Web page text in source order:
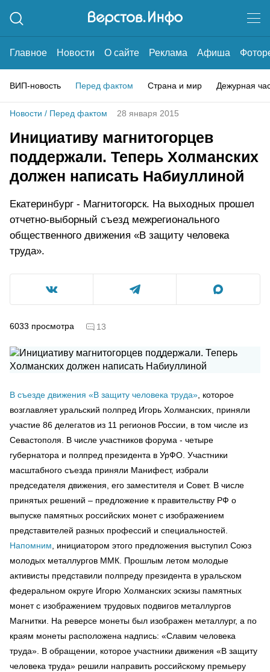
Главное Новости О сайте Реклама Афиша
ВИП-новость Перед фактом Страна и мир Дежурная
Новости / Перед фактом 28 января 2015
Инициативу магнитогорцев
поддержали. Теперь Холманских
должен написать Набиуллиной
Екатеринбург - Магнитогорск. На выходных прошел
отчетно-выборный съезд межрегионального
общественного движения «В защиту человека
труда».
6033 просмотра 13
В съезде движения «В защиту человека труда» , которое
возглавляет уральский полпред Игорь Холманских, приняли
участие 86 делегатов из 11 регионов России, в том числе из
Севастополя. В числе участников форума - четыре
губернатора и полпред президента в УрФО. Участники
масштабного съезда приняли Манифест, избрали
председателя движения, его заместителя и Совет. В числе
принятых решений – предложение к правительству РФ о
выпуске памятных российских монет с изображением
представителей разных профессий и специальностей.
Напомним , инициатором этого предложения выступил Союз
молодых металлургов ММК. Прошлым летом молодые
активисты представили полпреду президента в уральском
федеральном округе Игорю Холманских эскизы памятных
монет с изображением трудовых подвигов металлургов
Магнитки. На реверсе монеты был изображен металлург, а по
краям монеты расположена надпись: «Славим человека
труда». В обращении, которое участники движения «В защиту
человека труда» решили направить российскому премьеру